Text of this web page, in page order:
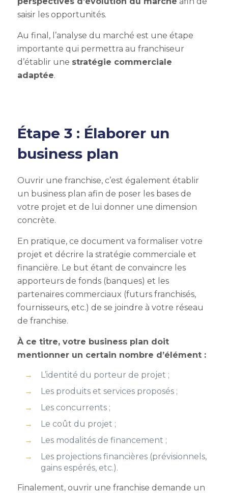
saisir les opportunités.
Au final, l’analyse du marché est une étape
importante qui permettra au franchiseur
d’établir une stratégie commerciale
adaptée.
Étape 3 : Élaborer un
business plan
Ouvrir une franchise, c’est également établir
un business plan afin de poser les bases de
votre projet et de lui donner une dimension
concrète.
En pratique, ce document va formaliser votre
projet et décrire la stratégie commerciale et
financière. Le but étant de convaincre les
apporteurs de fonds (banques) et les
partenaires commerciaux (futurs franchisés,
fournisseurs, etc.) de se joindre à votre réseau
de franchise.
À ce titre, votre business plan doit
mentionner un certain nombre d’élément :
L’identité du porteur de projet ;
Les produits et services proposés ;
Les concurrents ;
Le coût du projet ;
Les modalités de financement ;
Les projections financières (prévisionnels,
gains espérés, etc.).
Finalement, ouvrir une franchise demande un